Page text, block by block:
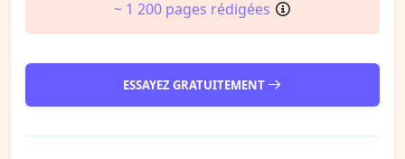
~ 1 200 pages rédigées
ESSAYEZ GRATUITEMENT